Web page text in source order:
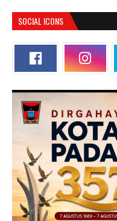
SOCIAL ICONS